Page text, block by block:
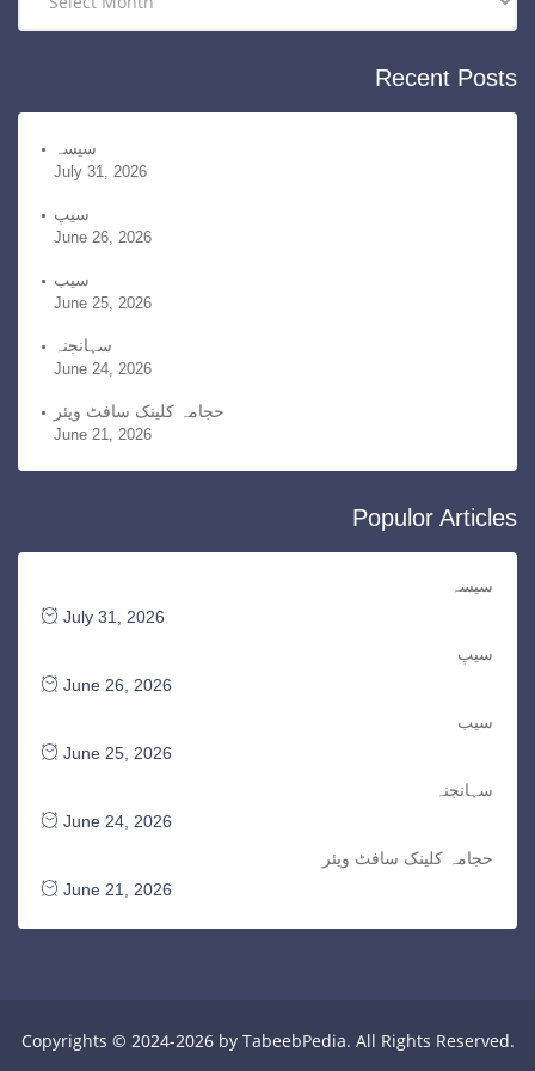
r
i
Recent Posts
سیسہ
July 31, 2026
سیپ
June 26, 2026
سیب
June 25, 2026
سہانجنہ
June 24, 2026
حجامہ کلینک سافٹ ویئر
June 21, 2026
Populor Articles
سیسہ
July 31, 2026
سیپ
June 26, 2026
سیب
June 25, 2026
سہانجنہ
June 24, 2026
حجامہ کلینک سافٹ ویئر
June 21, 2026
Copyrights © 2024-2026 by TabeebPedia. All Rights Reserved.